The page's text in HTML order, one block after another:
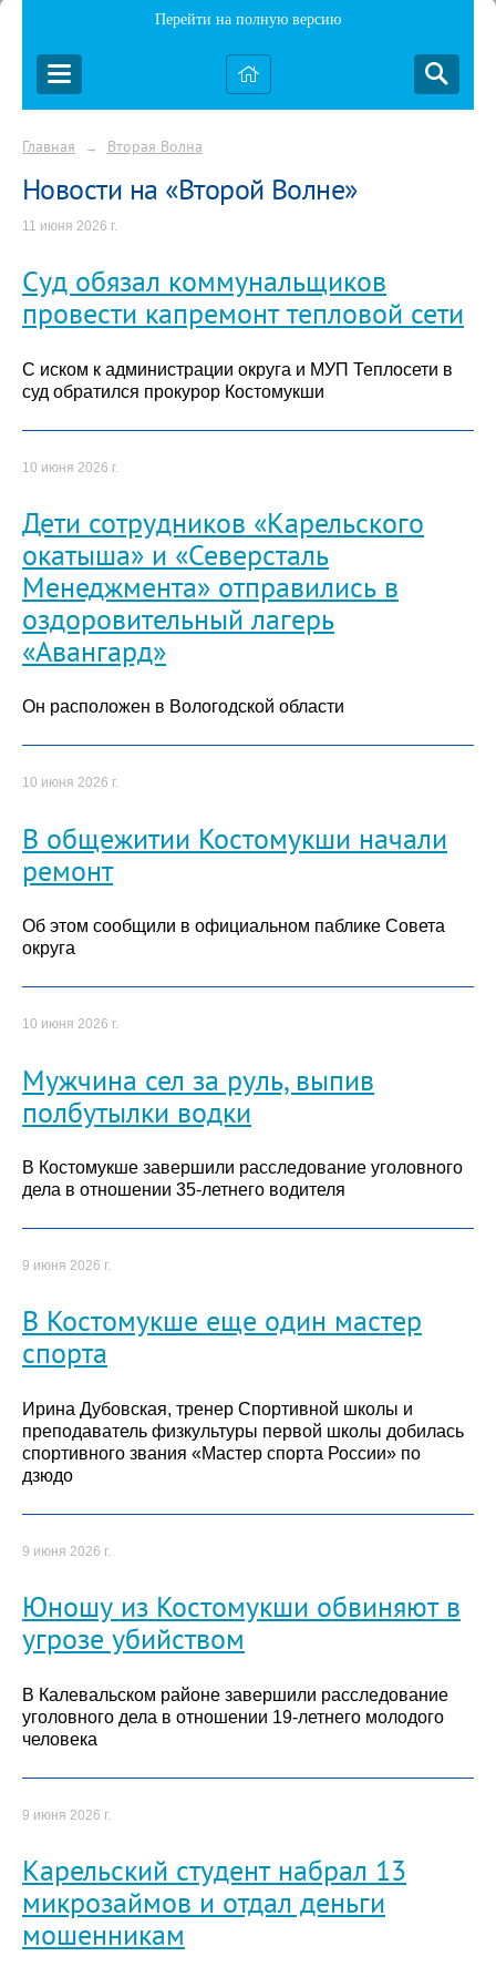
Перейти на полную версию
Главная → Вторая Волна
Новости на «Второй Волне»
11 июня 2026 г.
Суд обязал коммунальщиков
провести капремонт тепловой сети
С иском к администрации округа и МУП Теплосети в
суд обратился прокурор Костомукши
10 июня 2026 г.
Дети сотрудников «Карельского
окатыша» и «Северсталь
Менеджмента» отправились в
оздоровительный лагерь
«Авангард»
Он расположен в Вологодской области
10 июня 2026 г.
В общежитии Костомукши начали
ремонт
Об этом сообщили в официальном паблике Совета
округа
10 июня 2026 г.
Мужчина сел за руль, выпив
полбутылки водки
В Костомукше завершили расследование уголовного
дела в отношении 35-летнего водителя
9 июня 2026 г.
В Костомукше еще один мастер
спорта
Ирина Дубовская, тренер Спортивной школы и
преподаватель физкультуры первой школы добилась
спортивного звания «Мастер спорта России» по
дзюдо
9 июня 2026 г.
Юношу из Костомукши обвиняют в
угрозе убийством
В Калевальском районе завершили расследование
уголовного дела в отношении 19-летнего молодого
человека
9 июня 2026 г.
Карельский студент набрал 13
микрозаймов и отдал деньги
мошенникам